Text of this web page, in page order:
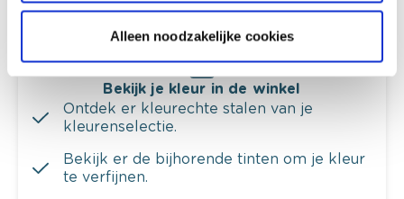
Alleen noodzakelijke cookies
Bekijk je kleur in de winkel
Ontdek er kleurechte stalen van je
kleurenselectie.
Bekijk er de bijhorende tinten om je kleur
te verfijnen.